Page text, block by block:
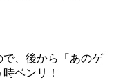
、後から「あのゲ
ベンリ！